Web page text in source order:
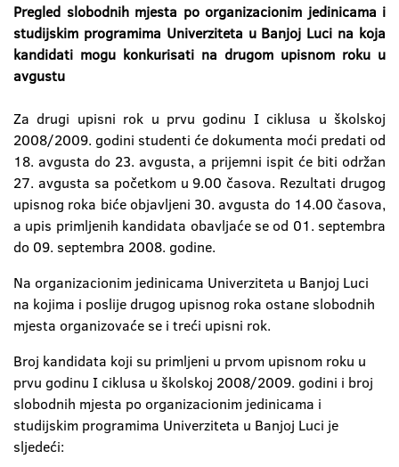
Pregled slobodnih mjesta po organizacionim jedinicama i
studijskim programima Univerziteta u Banjoj Luci na koja
kandidati mogu konkurisati na drugom upisnom roku u
avgustu
Za drugi upisni rok u prvu godinu I ciklusa u školskoj
2008/2009. godini studenti će dokumenta moći predati od
18. avgusta do 23. avgusta, a prijemni ispit će biti održan
27. avgusta sa početkom u 9.00 časova. Rezultati drugog
upisnog roka biće objavljeni 30. avgusta do 14.00 časova,
a upis primljenih kandidata obavljaće se od 01. septembra
do 09. septembra 2008. godine.
Na organizacionim jedinicama Univerziteta u Banjoj Luci
na kojima i poslije drugog upisnog roka ostane slobodnih
mjesta organizovaće se i treći upisni rok.
Broj kandidata koji su primljeni u prvom upisnom roku u
prvu godinu I ciklusa u školskoj 2008/2009. godini i broj
slobodnih mjesta po organizacionim jedinicama i
studijskim programima Univerziteta u Banjoj Luci je
sljedeći: